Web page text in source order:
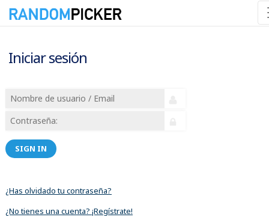
Iniciar sesión
SIGN IN
¿Has olvidado tu contraseña?
¿No tienes una cuenta? ¡Regístrate!